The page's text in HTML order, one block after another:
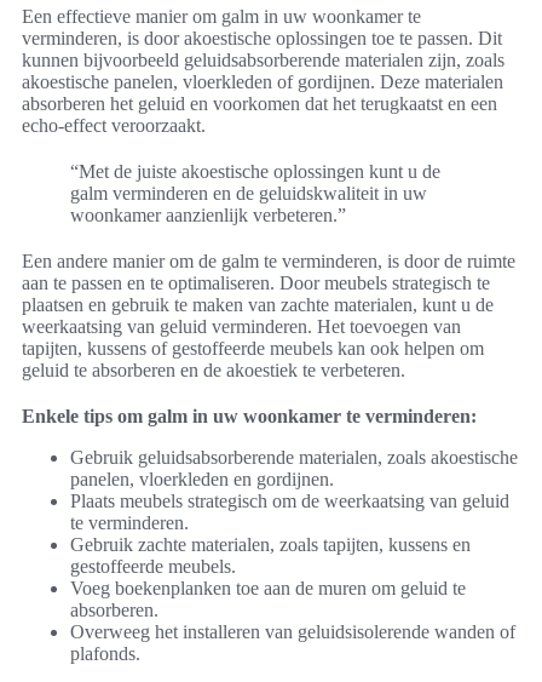
Een effectieve manier om galm in uw woonkamer te
verminderen, is door akoestische oplossingen toe te passen. Dit
kunnen bijvoorbeeld geluidsabsorberende materialen zijn, zoals
akoestische panelen, vloerkleden of gordijnen. Deze materialen
absorberen het geluid en voorkomen dat het terugkaatst en een
echo-effect veroorzaakt.
“Met de juiste akoestische oplossingen kunt u de
galm verminderen en de geluidskwaliteit in uw
woonkamer aanzienlijk verbeteren.”
Een andere manier om de galm te verminderen, is door de ruimte
aan te passen en te optimaliseren. Door meubels strategisch te
plaatsen en gebruik te maken van zachte materialen, kunt u de
weerkaatsing van geluid verminderen. Het toevoegen van
tapijten, kussens of gestoffeerde meubels kan ook helpen om
geluid te absorberen en de akoestiek te verbeteren.
Enkele tips om galm in uw woonkamer te verminderen:
Gebruik geluidsabsorberende materialen, zoals akoestische
panelen, vloerkleden en gordijnen.
Plaats meubels strategisch om de weerkaatsing van geluid
te verminderen.
Gebruik zachte materialen, zoals tapijten, kussens en
gestoffeerde meubels.
Voeg boekenplanken toe aan de muren om geluid te
absorberen.
Overweeg het installeren van geluidsisolerende wanden of
plafonds.